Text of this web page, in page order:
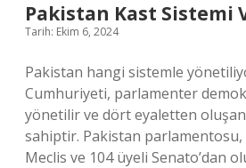
Pakistan Kast Sistemi
Tarih: Ekim 6, 2024
Pakistan hangi sistemle
Cumhuriyeti, parlamenter
yönetilir ve dört eyaletten
sahiptir. Pakistan parlamentosu,
Meclis ve 104 üyeli Senato’dan